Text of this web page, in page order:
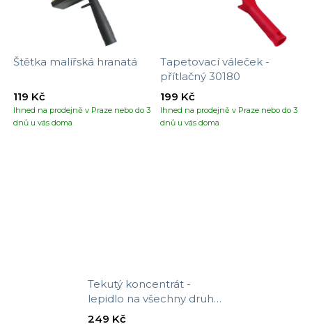
Štětka malířská hranatá
Ihned na prodejně v Praze nebo do 3
dnů u vás doma
119 Kč
Tapetovací váleček -
přítlačný 30180
Ihned na prodejně v Praze nebo do 3
dnů u vás doma
199 Kč
Tekutý koncentrát -
lepidlo na všechny druhy
tapet
249 Kč